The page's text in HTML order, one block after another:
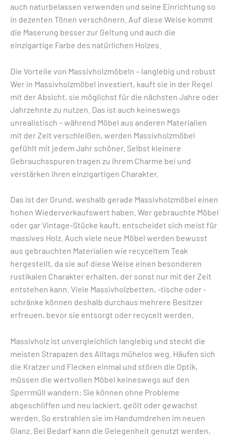
auch naturbelassen verwenden und seine Einrichtung so
in dezenten Tönen verschönern. Auf diese Weise kommt
die Maserung besser zur Geltung und auch die
einzigartige Farbe des natürlichen Holzes.
Die Vorteile von Massivholzmöbeln – langlebig und robust
Wer in Massivholzmöbel investiert, kauft sie in der Regel
mit der Absicht, sie möglichst für die nächsten Jahre oder
Jahrzehnte zu nutzen. Das ist auch keineswegs
unrealistisch – während Möbel aus anderen Materialien
mit der Zeit verschleißen, werden Massivholzmöbel
gefühlt mit jedem Jahr schöner. Selbst kleinere
Gebrauchsspuren tragen zu ihrem Charme bei und
verstärken ihren einzigartigen Charakter.
Das ist der Grund, weshalb gerade Massivholzmöbel einen
hohen Wiederverkaufswert haben. Wer gebrauchte Möbel
oder gar Vintage-Stücke kauft, entscheidet sich meist für
massives Holz. Auch viele neue Möbel werden bewusst
aus gebrauchten Materialien wie recyceltem Teak
hergestellt, da sie auf diese Weise einen besonderen
rustikalen Charakter erhalten, der sonst nur mit der Zeit
entstehen kann. Viele Massivholzbetten, -tische oder -
schränke können deshalb durchaus mehrere Besitzer
erfreuen, bevor sie entsorgt oder recycelt werden.
Massivholz ist unvergleichlich langlebig und steckt die
meisten Strapazen des Alltags mühelos weg. Häufen sich
die Kratzer und Flecken einmal und stören die Optik,
müssen die wertvollen Möbel keineswegs auf den
Sperrmüll wandern: Sie können ohne Probleme
abgeschliffen und neu lackiert, geölt oder gewachst
werden. So erstrahlen sie im Handumdrehen im neuen
Glanz. Bei Bedarf kann die Gelegenheit genutzt werden,